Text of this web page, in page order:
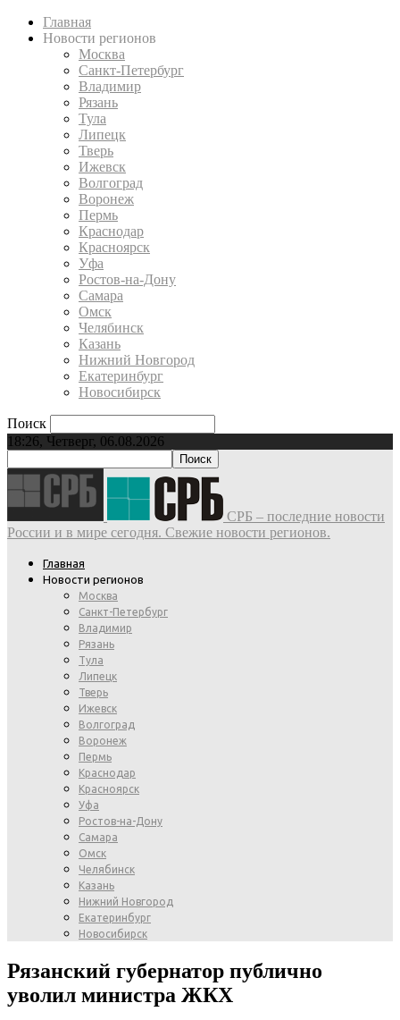
Главная
Новости регионов
Москва
Санкт-Петербург
Владимир
Рязань
Тула
Липецк
Тверь
Ижевск
Волгоград
Воронеж
Пермь
Краснодар
Красноярск
Уфа
Ростов-на-Дону
Самара
Омск
Челябинск
Казань
Нижний Новгород
Екатеринбург
Новосибирск
Поиск
18:26, Четверг, 06.08.2026
СРБ – последние новости
России и в мире сегодня. Свежие новости регионов.
Главная
Новости регионов
Москва
Санкт-Петербург
Владимир
Рязань
Тула
Липецк
Тверь
Ижевск
Волгоград
Воронеж
Пермь
Краснодар
Красноярск
Уфа
Ростов-на-Дону
Самара
Омск
Челябинск
Казань
Нижний Новгород
Екатеринбург
Новосибирск
Рязанский губернатор публично
уволил министра ЖКХ